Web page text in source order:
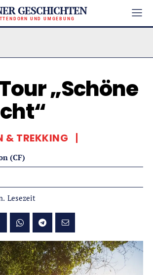
GESCHICHTEN
UND UMGEBUNG
„Schöne
& TREKKING
(CF)
Lesezeit